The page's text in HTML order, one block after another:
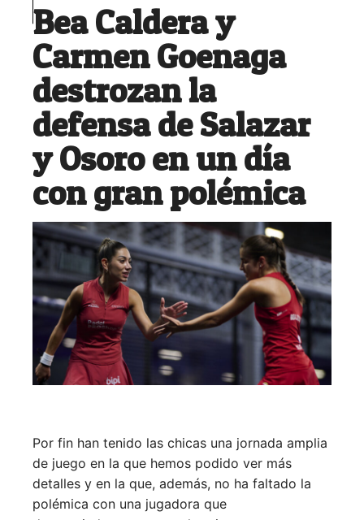
Bea Caldera y
Carmen Goenaga
destrozan la
defensa de Salazar
y Osoro en un día
con gran polémica
Por fin han tenido las chicas una jornada amplia
de juego en la que hemos podido ver más
detalles y en la que, además, no ha faltado la
polémica con una jugadora que